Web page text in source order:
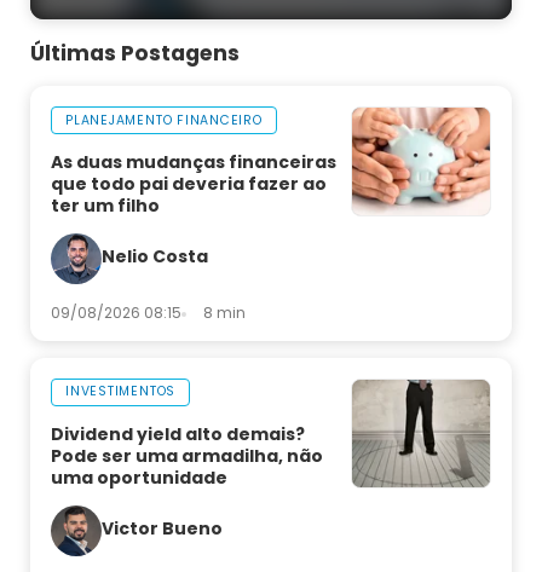
Últimas Postagens
PLANEJAMENTO FINANCEIRO
As duas mudanças financeiras
que todo pai deveria fazer ao
ter um filho
Nelio Costa
09/08/2026 08:15 8 min
INVESTIMENTOS
Dividend yield alto demais?
Pode ser uma armadilha, não
uma oportunidade
Victor Bueno